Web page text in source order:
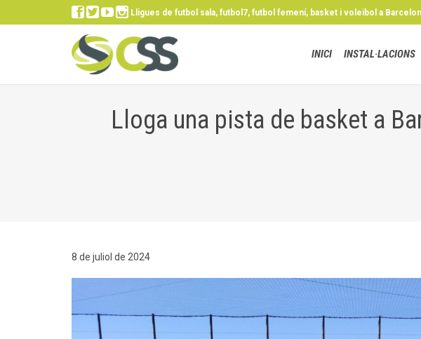
 Lligues de futbol sala, futbol7, futbol femení, basket i voleibol a
INICI INSTAL·LACIONS
Lloga una pista de basket a
8 de juliol de 2024